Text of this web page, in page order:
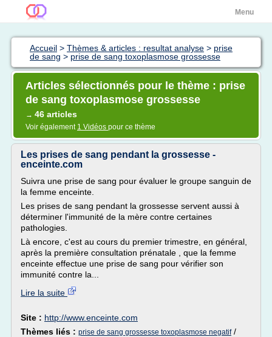
Menu
Accueil > Thèmes & articles : resultat analyse > prise
de sang > prise de sang toxoplasmose grossesse
Articles sélectionnés pour le thème : prise
de sang toxoplasmose grossesse
→ 46 articles
Voir également 1 Vidéos pour ce thème
Les prises de sang pendant la grossesse -
enceinte.com
Suivra une prise de sang pour évaluer le groupe sanguin de
la femme enceinte.
Les prises de sang pendant la grossesse servent aussi à
déterminer l'immunité de la mère contre certaines
pathologies.
Là encore, c'est au cours du premier trimestre, en général,
après la première consultation prénatale , que la femme
enceinte effectue une prise de sang pour vérifier son
immunité contre la...
Lire la suite
Site : http://www.enceinte.com
Thèmes liés : prise de sang grossesse toxoplasmose negatif/